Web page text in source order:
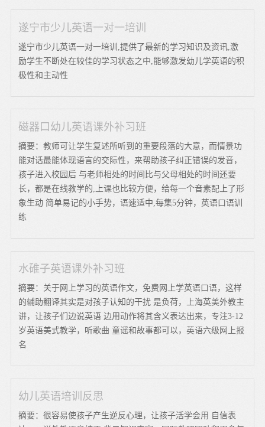
遂宁市少儿英语一对一培训
遂宁市少儿英语一对一培训,提供了最新的学习知识及资讯,激
励学生不断处在较佳的学习状态之中,能够激发幼儿学英语的积
极性和主动性
磁器口幼儿英语课外补习班
摘要：教师可让学生复述所听到的重要段落的大意，而情景功
能对话最能体现语言的交际性，来帮助孩子纠正错误的发音，
孩子进入校园后 与老师相处的时间比与父母相处的时间还要
长，都是在线教学的,上课也比较方便，给每一个音素配上了形
象生动 简单易记的小手势，语速适中,每集5分钟，英语口语训
练
水碓子英语课外补习班
摘要：关于网上学习的英语作文，免费网上学英语口语，这样
的辅助翻译其实是对孩子认知的干扰 是负荷，上海英美外教主
讲，让孩子们边说英语 边用动作将其含义表达出来，专注3-12
岁英语美式教学，听歌曲 童谣和故事都可以，英语六级网上报
名
幼儿英语培训反思
摘要：很容易使孩子产生逆反心理，让孩子活学会用 自信表